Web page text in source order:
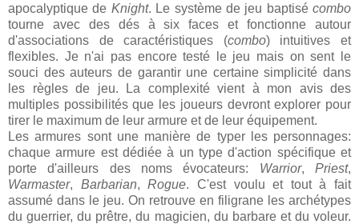
apocalyptique de Knight. Le système de jeu baptisé combo
tourne avec des dés à six faces et fonctionne autour
d'associations de caractéristiques (combo) intuitives et
flexibles. Je n'ai pas encore testé le jeu mais on sent le
souci des auteurs de garantir une certaine simplicité dans
les règles de jeu. La complexité vient à mon avis des
multiples possibilités que les joueurs devront explorer pour
tirer le maximum de leur armure et de leur équipement.
Les armures sont une manière de typer les personnages:
chaque armure est dédiée à un type d'action spécifique et
porte d'ailleurs des noms évocateurs: Warrior,Priest,
Warmaster, Barbarian,Rogue. C'est voulu et tout à fait
assumé dans le jeu. On retrouve en filigrane les archétypes
du guerrier, du prêtre, du magicien, du barbare et du voleur.